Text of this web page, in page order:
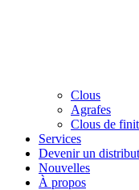
Clous
Agrafes
Clous de
Services
Devenir un
Nouvelles
À propos